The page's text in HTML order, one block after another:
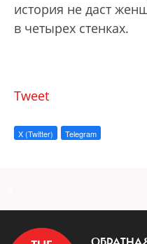
история не даст
в четырех стенках.
Tweet
X (Twitter) Telegram